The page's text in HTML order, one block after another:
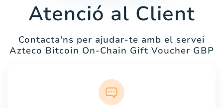
Atenció al Client
Contacta'ns per ajudar-te amb el servei
Azteco Bitcoin On-Chain Gift Voucher GBP